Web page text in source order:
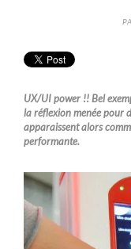
UX/UI power !! Bel
la réflexion menée pour
apparaissent alors
performante.